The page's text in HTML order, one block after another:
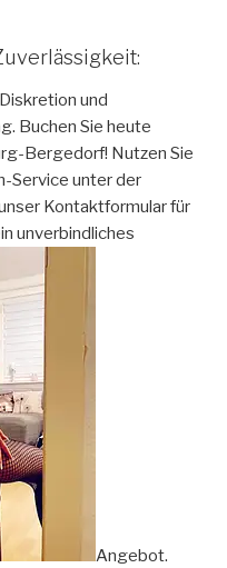
und
Buchen Sie heute
Bergedorf! Nutzen Sie
Service unter der
Kontaktformular für
unverbindliches
Angebot.